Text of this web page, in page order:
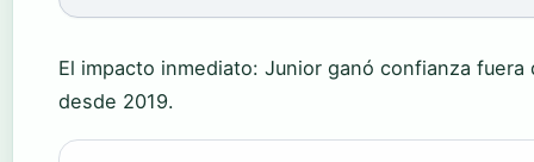
El impacto inmediato: Junior ganó confianza
desde 2019.